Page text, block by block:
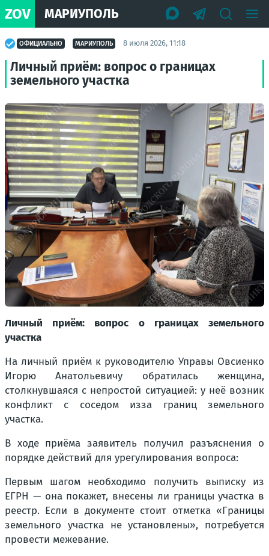
ZOV МАРИУПОЛЬ
ОФИЦИАЛЬНО МАРИУПОЛЬ 8 июля 2026, 11:18
Личный приём: вопрос о границах
земельного участка
Личный приём: вопрос о границах земельного
участка
На личный приём к руководителю Управы Овсиенко
Игорю Анатольевичу обратилась женщина,
столкнувшаяся с непростой ситуацией: у неё возник
конфликт с соседом изза границ земельного
участка.
В ходе приёма заявитель получил разъяснения о
порядке действий для урегулирования вопроса:
Первым шагом необходимо получить выписку из
ЕГРН — она покажет, внесены ли границы участка в
реестр. Если в документе стоит отметка «Границы
земельного участка не установлены», потребуется
провести межевание.